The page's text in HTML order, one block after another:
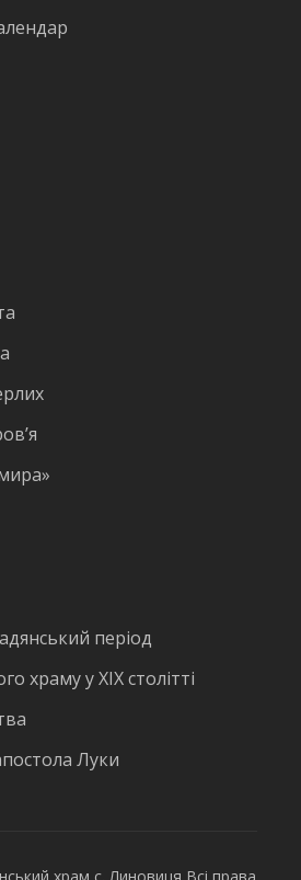
період
храму у ХІХ столітті
Луки